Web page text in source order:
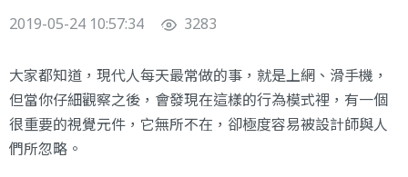
2019-05-24 10:57:34 3283
大家都知道，現代人每天最常做的事，就是上網、滑手機，
但當你仔細觀察之後，會發現在這樣的行為模式裡，有一個
很重要的視覺元件，它無所不在，卻極度容易被設計師與人
們所忽略。